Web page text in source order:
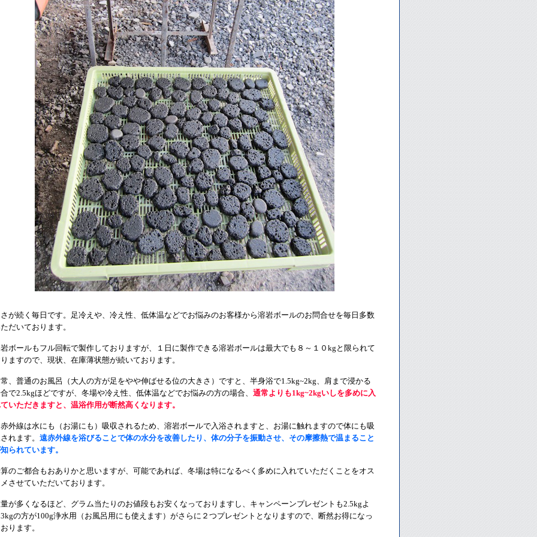
が続く毎日です。足冷えや、冷え性、低体温などでお悩みのお客様から溶岩ボールのお問合せを毎日多数
だいております。
ボールもフル回転で製作しておりますが、１日に製作できる溶岩ボールは最大でも８～１０kgと限られて
ますので、現状、在庫薄状態が続いております。
、普通のお風呂（大人の方が足をやや伸ばせる位の大きさ）ですと、半身浴で1.5kg~2kg、肩まで浸かる
で2.5kgほどですが、冬場や冷え性、低体温などでお悩みの方の場合、 通常よりも1kg~2kgいしを多めに入
いただきますと、温浴作用が断然高くなります。
外線は水にも（お湯にも）吸収されるため、溶岩ボールで入浴されますと、お湯に触れますので体にも吸
れます。 遠赤外線を浴びることで体の水分を改善したり、体の分子を振動させ、その摩擦熱で温まること
られています。
のご都合もおありかと思いますが、可能であれば、冬場は特になるべく多めに入れていただくことをオス
させていただいております。
が多くなるほど、グラム当たりのお値段もお安くなっておりますし、キャンペーンプレゼントも2.5kgよ
の方が100g浄水用（お風呂用にも使えます）がさらに２つプレゼントとなりますので、断然お得になっ
ります。